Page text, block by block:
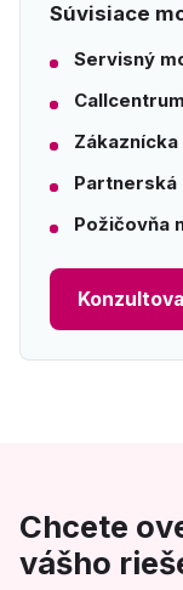
Súvisiace
Servisný
Callcentrum
Zákaznícka
Partnerská
Požičovňa
Chcete
vášho